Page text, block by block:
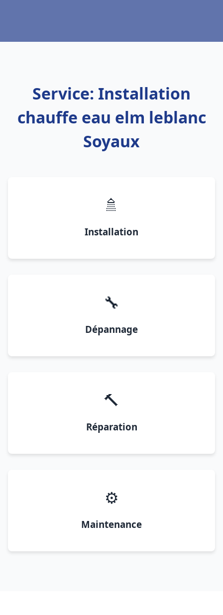
Service: Installation
chauffe eau elm leblanc
Soyaux
🚿
Installation
🔧
Dépannage
🔨
Réparation
⚙️
Maintenance